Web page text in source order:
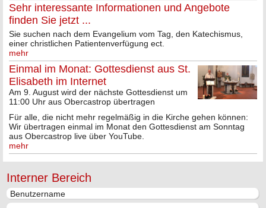
Sehr interessante Informationen und Angebote
finden Sie jetzt ...
Sie suchen nach dem Evangelium vom Tag, den Katechismus,
einer christlichen Patientenverfügung ect.
mehr
Einmal im Monat: Gottesdienst aus St.
Elisabeth im Internet
Am 9. August wird der nächste Gottesdienst um
11:00 Uhr aus Obercastrop übertragen
Für alle, die nicht mehr regelmäßig in die Kirche gehen können:
Wir übertragen einmal im Monat den Gottesdienst am Sonntag
aus Obercastrop live über YouTube.
mehr
Interner Bereich